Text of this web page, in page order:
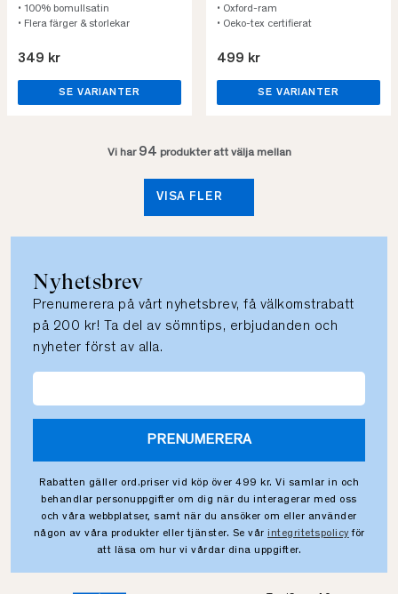
• 100% bomullsatin
• Flera färger & storlekar
349 kr
SE VARIANTER
• Oxford-ram
• Oeko-tex certifierat
499 kr
SE VARIANTER
Vi har 94 produkter att välja mellan
VISA FLER
Nyhetsbrev
Prenumerera på vårt nyhetsbrev, få välkomstrabatt
på 200 kr! Ta del av sömntips, erbjudanden och
nyheter först av alla.
PRENUMERERA
Rabatten gäller ord.priser vid köp över 499 kr. Vi samlar in och
behandlar personuppgifter om dig när du interagerar med oss
och våra webbplatser, samt när du ansöker om eller använder
någon av våra produkter eller tjänster. Se vår integritetspolicy för
att läsa om hur vi vårdar dina uppgifter.